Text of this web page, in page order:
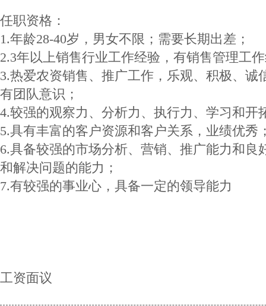
任职资格：
1.年龄28-40岁，男女不限；需要长期出差；
2.3年以上销售行业工作经验，有销售管理工
3.热爱农资销售、推广工作，乐观、积极、诚
有团队意识；
4.较强的观察力、分析力、执行力、学习和开
5.具有丰富的客户资源和客户关系，业绩优秀
6.具备较强的市场分析、营销、推广能力和良
和解决问题的能力；
7.有较强的事业心，具备一定的领导能力
工资面议